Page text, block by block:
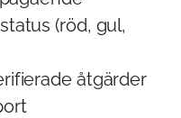
(röd, gul,
åtgärder